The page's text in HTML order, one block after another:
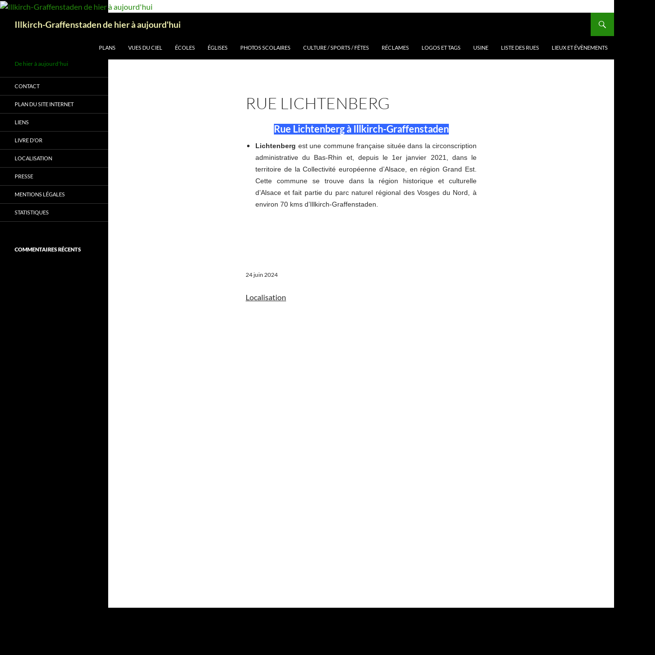
Aller
contenuIllkirch-Graffenstaden de hier à aujourd'hui
PLANS VUES DU CIEL ÉCOLES ÉGLISES PHOTOS SCOLAIRES CULTURE / SPORTS / FÊTES RÉCLAMES LOGOS ET TAGS USINE LISTE DES RUES LIEUX ET ÉVÈNEMENTS
RUE LICHTENBERG
Rue Lichtenberg à Illkirch-Graffenstaden
Lichtenberg est une commune française située dans la circonscription
administrative du Bas-Rhin et, depuis le 1er janvier 2021, dans le
territoire de la Collectivité européenne d’Alsace, en région Grand Est.
Cette commune se trouve dans la région historique et culturelle
d’Alsace et fait partie du parc naturel régional des Vosges du Nord, à
environ 70 kms d’Illkirch-Graffenstaden.
24 juin 2024
Localisation
De hier à aujourd'hui
CONTACT
PLAN DU SITE INTERNET
LIENS
LIVRE D’OR
LOCALISATION
PRESSE
MENTIONS LÉGALES
STATISTIQUES
COMMENTAIRES RÉCENTS